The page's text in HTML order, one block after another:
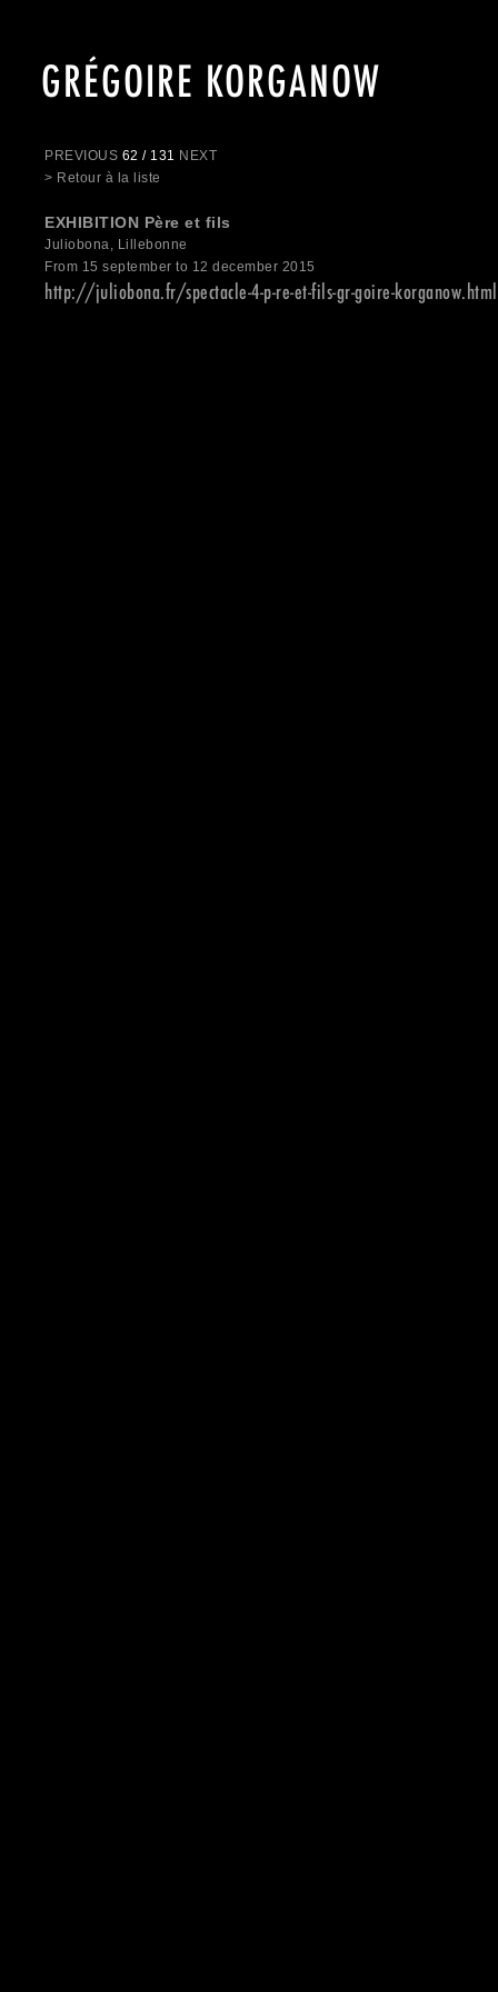
GRÉGOIRE KORGANOW
PREVIOUS 62 / 131 NEXT
> Retour à la liste
EXHIBITION Père et fils
Juliobona, Lillebonne
From 15 september to 12 december 2015
http://juliobona.fr/spectacle-4-p-re-et-fils-gr-goire-korganow.html